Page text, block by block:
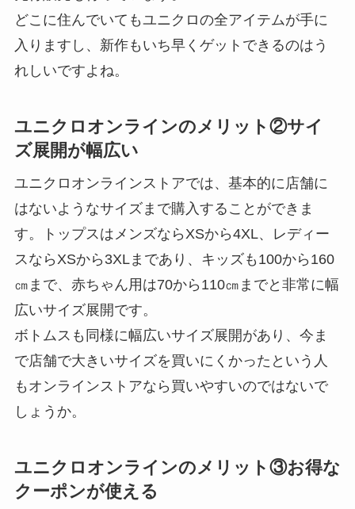
どこに住んでいてもユニクロの全アイテムが手に
入りますし、新作もいち早くゲットできるのはう
れしいですよね。
ユニクロオンラインのメリット②サイ
ズ展開が幅広い
ユニクロオンラインストアでは、基本的に店舗に
はないようなサイズまで購入することができま
す。トップスはメンズならXSから4XL、レディー
スならXSから3XLまであり、キッズも100から160
㎝まで、赤ちゃん用は70から110㎝までと非常に幅
広いサイズ展開です。
ボトムスも同様に幅広いサイズ展開があり、今ま
で店舗で大きいサイズを買いにくかったという人
もオンラインストアなら買いやすいのではないで
しょうか。
ユニクロオンラインのメリット③お得な
クーポンが使える